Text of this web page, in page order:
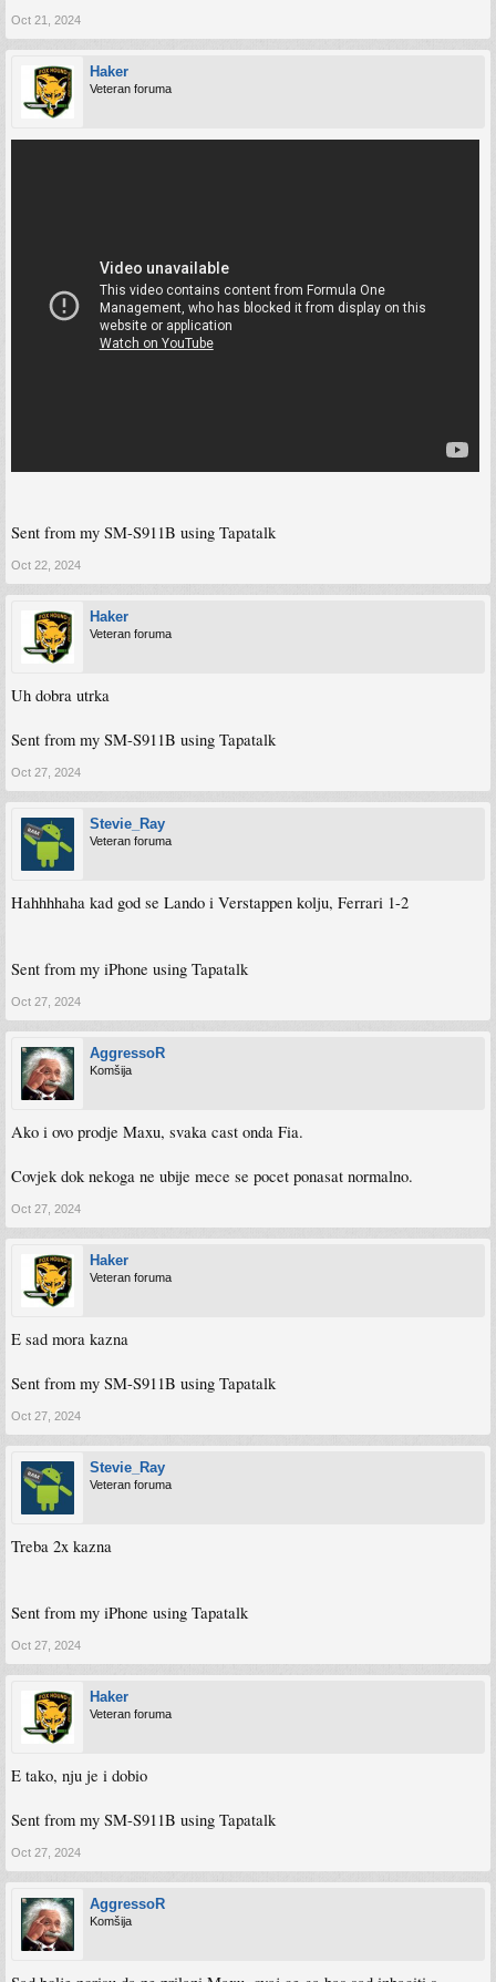
Oct 21, 2024
Haker
Veteran foruma
Sent from my SM-S911B using Tapatalk
Oct 22, 2024
Haker
Veteran foruma
Uh dobra utrka
Sent from my SM-S911B using Tapatalk
Oct 27, 2024
Stevie_Ray
Veteran foruma
Hahhhhaha kad god se Lando i Verstappen kolju, Ferrari 1-2
Sent from my iPhone using Tapatalk
Oct 27, 2024
AggressoR
Komšija
Ako i ovo prodje Maxu, svaka cast onda Fia.
Covjek dok nekoga ne ubije mece se pocet ponasat normalno.
Oct 27, 2024
Haker
Veteran foruma
E sad mora kazna
Sent from my SM-S911B using Tapatalk
Oct 27, 2024
Stevie_Ray
Veteran foruma
Treba 2x kazna
Sent from my iPhone using Tapatalk
Oct 27, 2024
Haker
Veteran foruma
E tako, nju je i dobio
Sent from my SM-S911B using Tapatalk
Oct 27, 2024
AggressoR
Komšija